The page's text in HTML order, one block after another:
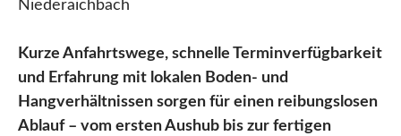
Niederaichbach
Kurze Anfahrtswege, schnelle Terminverfügbarkeit
und Erfahrung mit lokalen Boden- und
Hangverhältnissen sorgen für einen reibungslosen
Ablauf – vom ersten Aushub bis zur fertigen